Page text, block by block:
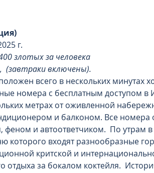
г.
злотых за человека
(завтраки включены).
всего в нескольких минутах
номера с бесплатным доступом в
метрах от оживленной
и балконом. Все
и автоответчиком.  По утрам в
которого входят разнообразные
критской и
отдыха за бокалом коктейля.